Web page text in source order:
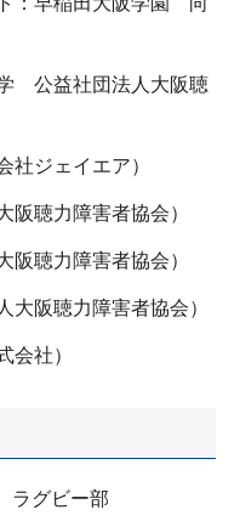
公益社団法人大阪聴
社ジェイエア）
阪聴力障害者協会）
阪聴力障害者協会）
大阪聴力障害者協会）
会社）
ラグビー部